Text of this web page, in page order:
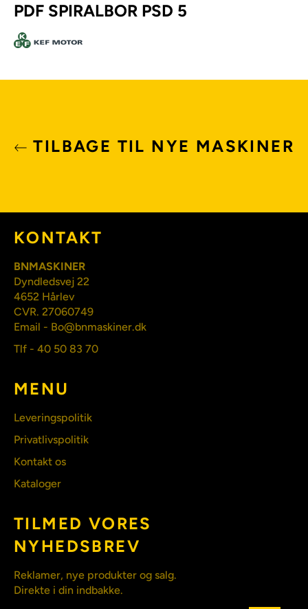
PDF SPIRALBOR PSD 5
TILBAGE TIL NYE MASKINER
KONTAKT
BNMASKINER
Dyndledsvej 22
4652 Hårlev
CVR. 27060749
Email - Bo@bnmaskiner.dk
Tlf - 40 50 83 70
MENU
Leveringspolitik
Privatlivspolitik
Kontakt os
Kataloger
TILMED VORES
NYHEDSBREV
Reklamer, nye produkter og salg.
Direkte i din indbakke.